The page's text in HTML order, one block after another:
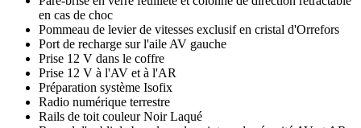
en cas de choc
Pommeau de levier de vitesses exclusif en cristal d'Orrefors
Port de recharge sur l'aile AV gauche
Prise 12 V dans le coffre
Prise 12 V à l'AV et à l'AR
Préparation système Isofix
Radio numérique terrestre
Rails de toit couleur Noir Laqué